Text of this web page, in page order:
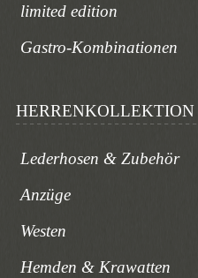
limited edition
Gastro-Kombinationen
HERRENKOLLEKTION
Lederhosen & Zubehör
Anzüge
Westen
Hemden & Krawatten